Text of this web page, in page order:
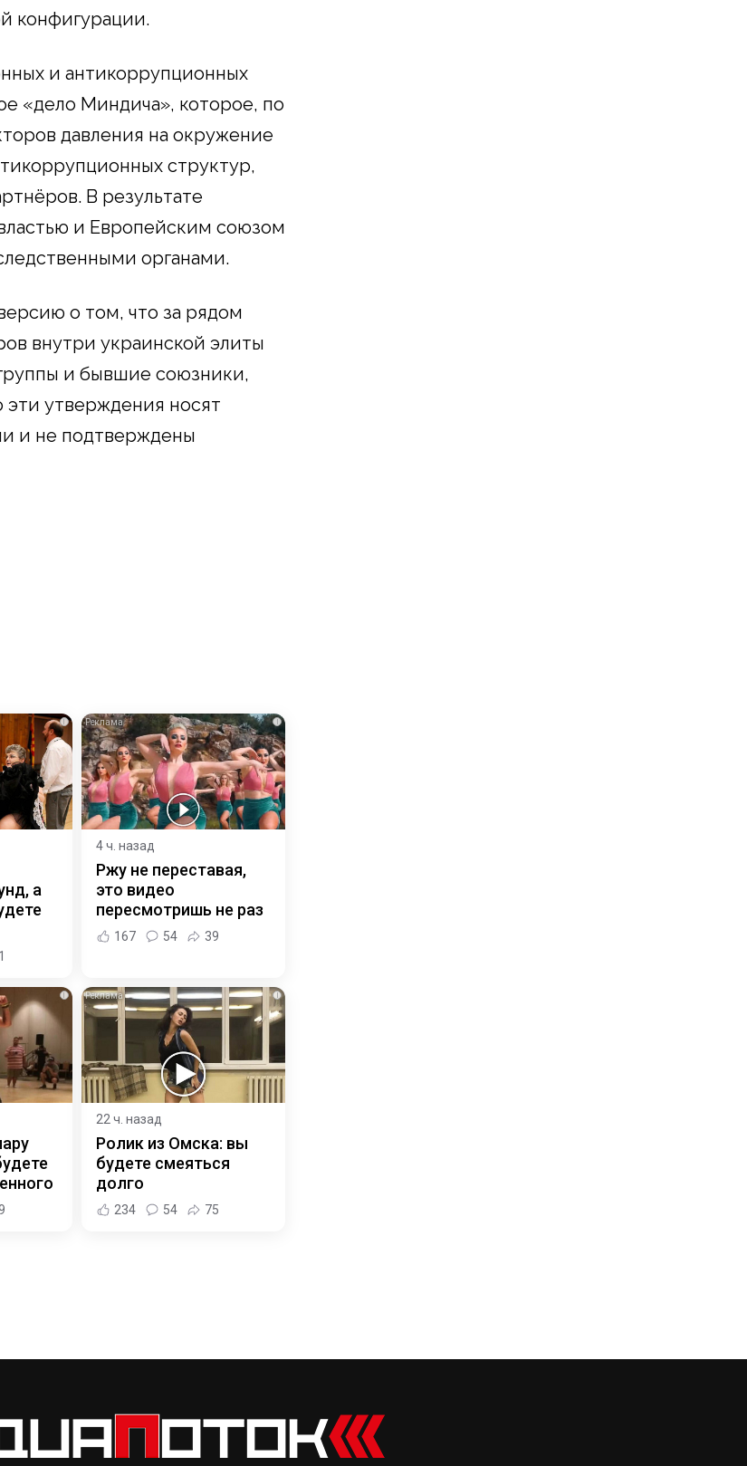
конфигурации.
и антикоррупционных
«дело Миндича», которое, по
давления на окружение
структур,
В результате
и Европейским союзом
органами.
о том, что за рядом
внутри украинской элиты
и бывшие союзники,
эти утверждения носят
и не подтверждены
i
а
i
4 ч. назад
Ржу не переставая,
это видео
пересмотришь не раз
167 54 39
i i
22 ч. назад
Ролик из Омска: вы
будете смеяться
долго
234 54 75